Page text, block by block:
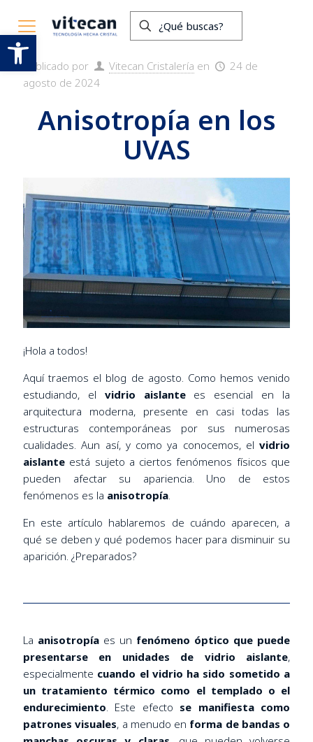
Anisotropía en los UVAS
Publicado por Vitecan Cristalería en
24 de
agosto de 2024
Anisotropía en los
UVAS
¡Hola a todos!
Aquí traemos el blog de agosto. Como hemos venido
estudiando, el vidrio aislantees esencial en la
arquitectura moderna, presente en casi todas las
estructuras contemporáneas por sus numerosas
cualidades. Aun así, y como ya conocemos, el vidrio
aislante está sujeto a ciertos fenómenos físicos que
pueden afectar su apariencia. Uno de estos
fenómenos es la anisotropía
En este artículo hablaremos de cuándo aparecen, a
qué se deben y qué podemos hacer para disminuir su
aparición. ¿Preparados?
La anisotropía es un fenómeno óptico que puede
presentarse en unidades de vidrio aislante,
especialmente cuando el vidrio ha sido sometido a
un tratamiento térmico como el templado o el
endurecimiento . Este efecto se manifiesta como
patrones visuales, a menudo en forma de bandas o
Abrir barra de herramientas